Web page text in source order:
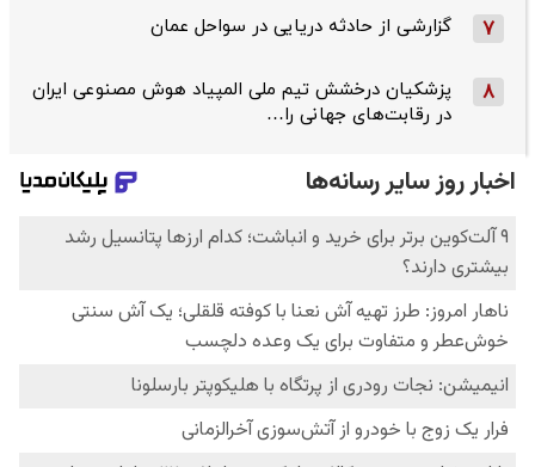
7 گزارشی از حادثه دریایی در سواحل عمان
8
پزشکیان درخشش تیم ملی المپیاد هوش مصنوعی ایران
در رقابت‌های جهانی را…